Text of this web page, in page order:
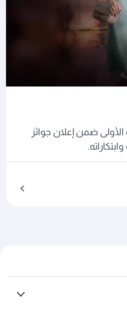
الأولى ضمن إعلان جوائز